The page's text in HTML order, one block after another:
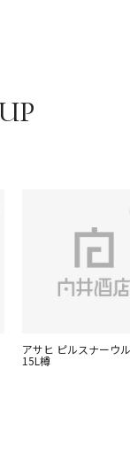
アサヒ ピルスナーウ
15L樽